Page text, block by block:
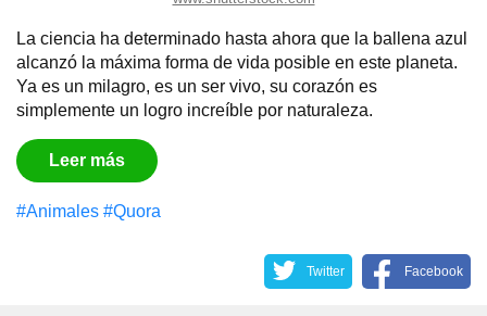
La ciencia ha determinado hasta ahora que la ballena azul
alcanzó la máxima forma de vida posible en este planeta.
Ya es un milagro, es un ser vivo, su corazón es
simplemente un logro increíble por naturaleza.
Leer más
#Animales #Quora
Twitter Facebook